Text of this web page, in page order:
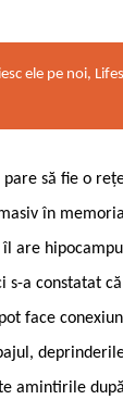
ele pe noi,
să fie o
în
are
a constatat
face
amintirile